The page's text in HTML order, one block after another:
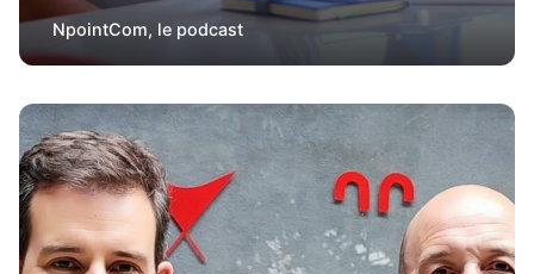
NpointCom, le podcast
Rédigé par
René